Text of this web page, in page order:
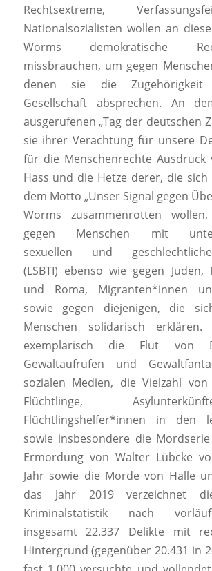
Rechtsextreme,
Nationalsozialisten wollen an
Worms demokratische
missbrauchen, um gegen
denen sie die
Gesellschaft absprechen. An
ausgerufenen „Tag der deutschen
sie ihrer Verachtung für unsere
für die Menschenrechte Ausdruck
Hass und die Hetze derer, die
dem Motto „Unser Signal gegen
Worms zusammenrotten
gegen Menschen mit
sexuellen und
(LSBTI) ebenso wie gegen Juden,
und Roma, Migranten*innen
sowie gegen diejenigen, die
Menschen solidarisch erklären.
exemplarisch die Flut von
Gewaltaufrufen und
sozialen Medien, die Vielzahl
Flüchtlinge,
Flüchtlingshelfer*innen in den
sowie insbesondere die
Ermordung von Walter Lübcke
Jahr sowie die Morde von Halle
das Jahr 2019 verzeichnet
Kriminalstatistik nach
insgesamt 22.337 Delikte mit
Hintergrund (gegenüber 20.431 in